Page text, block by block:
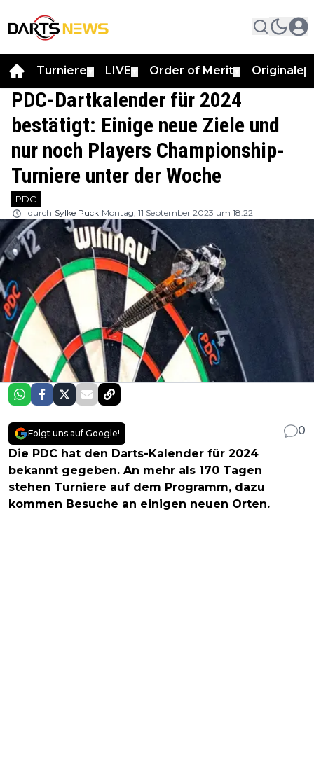
Turniere LIVE Order of Merit Originale
PDC-Dartkalender für 2024
bestätigt: Einige neue Ziele und
nur noch Players Championship-
Turniere unter der Woche
PDC
durch Sylke Puck Montag, 11 September 2023 um 18:22
Folgt uns auf Google!
0
Die PDC hat den Darts-Kalender für 2024
bekannt gegeben. An mehr als 170 Tagen
stehen Turniere auf dem Programm, dazu
kommen Besuche an einigen neuen Orten.